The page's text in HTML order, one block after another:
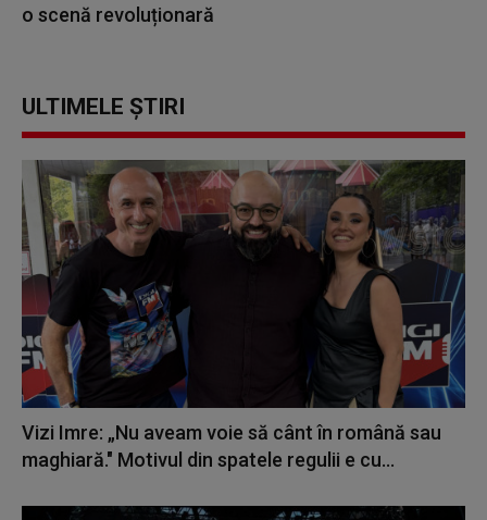
o scenă revoluționară
ULTIMELE ȘTIRI
Vizi Imre: „Nu aveam voie să cânt în română sau
maghiară." Motivul din spatele regulii e cu...